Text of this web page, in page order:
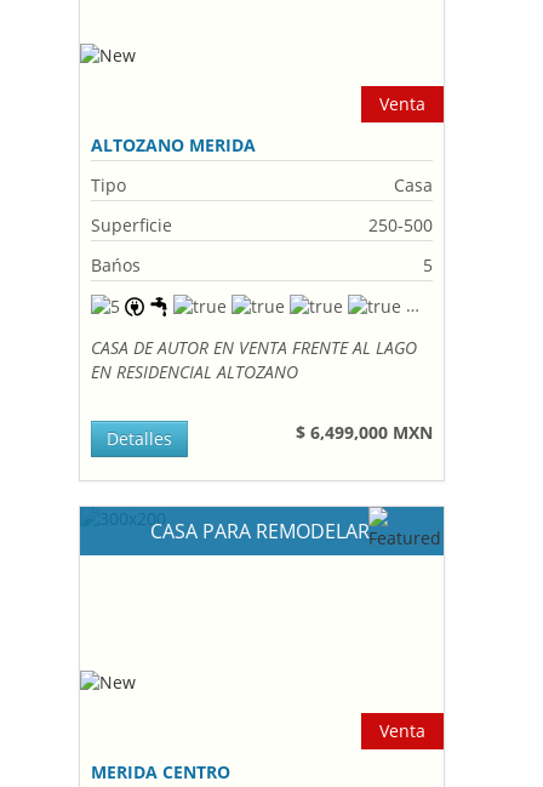
Venta
ALTOZANO MERIDA
Tipo
Casa
Superficie
250-500
Bańos
5
CASA DE AUTOR EN VENTA FRENTE AL LAGO
EN RESIDENCIAL ALTOZANO
$ 6,499,000 MXN
Detalles
CASA PARA REMODELAR
Venta
MERIDA CENTRO